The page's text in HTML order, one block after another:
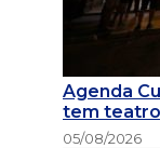
Agenda
tem
05/08/2026